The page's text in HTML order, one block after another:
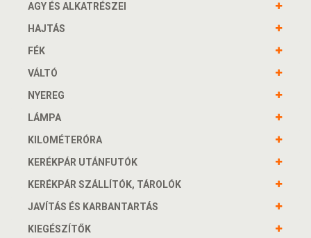
AGY ÉS ALKATRÉSZEI
HAJTÁS
FÉK
VÁLTÓ
NYEREG
LÁMPA
KILOMÉTERÓRA
KERÉKPÁR UTÁNFUTÓK
KERÉKPÁR SZÁLLÍTÓK, TÁROLÓK
JAVÍTÁS ÉS KARBANTARTÁS
KIEGÉSZÍTŐK